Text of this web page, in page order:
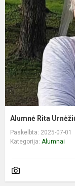
Alumnė Rita
Paskelbta: 2025-07-01
Kategorija: Alumnai